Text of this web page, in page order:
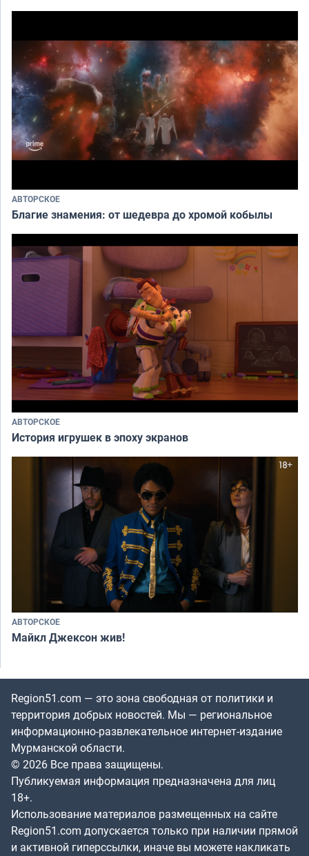
АВТОРСКОЕ
Благие знамения: от шедевра до хромой кобылы
АВТОРСКОЕ
История игрушек в эпоху экранов
АВТОРСКОЕ
Майкл Джексон жив!
Region51.com — это зона свободная от политики и
территория добрых новостей. Мы — региональное
информационно-развлекательное интернет-издание
Мурманской области.
© 2026 Все права защищены.
Публикуемая информация предназначена для лиц
18+.
Использование материалов размещенных на сайте
Region51.com допускается только при наличии прямой
и активной гиперссылки, иначе вы можете накликать